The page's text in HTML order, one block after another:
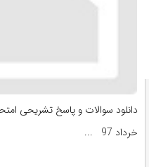
خرداد 97 ...